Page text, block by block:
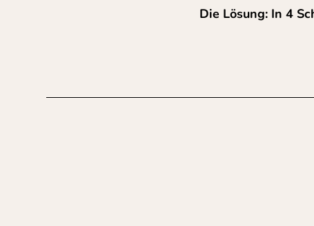
Die Lösung: In 4